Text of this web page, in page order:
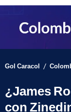
Gol Caracol /
¿James
con